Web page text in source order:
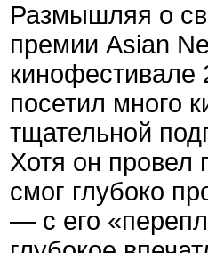
Размышляя о
премии Asian
кинофестивале
посетил много
тщательной
Хотя он провел
смог глубоко
— с его